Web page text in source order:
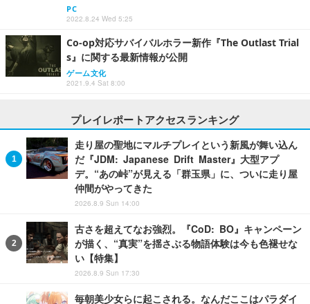
PC
2022.8.24 Wed 5:25
Co-op対応サバイバルホラー新作『The Outlast Trial
s』に関する最新情報が公開
ゲーム文化
2021.9.4 Sat 8:00
プレイレポートアクセスランキング
走り屋の聖地にマルチプレイという新風が舞い込ん
だ『JDM: Japanese Drift Master』大型アプ
デ。“あの峠”が見える「群玉県」に、ついに走り屋
仲間がやってきた
2026.8.9 Sun 14:00
古さを超えてなお強烈。『CoD: BO』キャンペーン
が描く、“真実”を揺さぶる物語体験は今も色褪せな
い【特集】
2026.8.9 Sun 17:30
毎朝美少女らに起こされる。なんだここはパラダイ